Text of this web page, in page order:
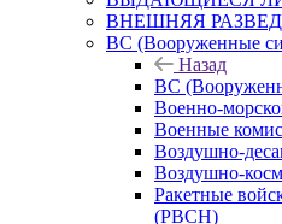
ВНЕШНЯЯ
ВС (Вооруженные
Назад
ВС
Военно-
Военные
Воздушно-
Воздушно-
Ракетные
(РВСН)